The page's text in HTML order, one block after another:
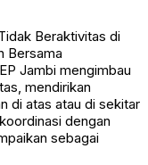
Beraktivitas di
Bersama
Jambi mengimbau
mendirikan
di atas atau di sekitar
dengan
sebagai